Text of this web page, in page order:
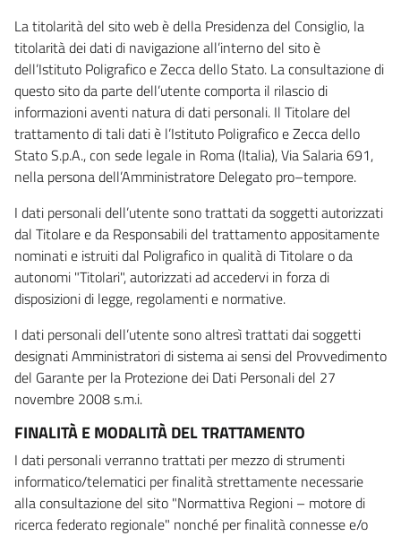
La titolarità del sito web è della Presidenza del Consiglio, la
titolarità dei dati di navigazione all’interno del sito è
dell’Istituto Poligrafico e Zecca dello Stato. La consultazione di
questo sito da parte dell’utente comporta il rilascio di
informazioni aventi natura di dati personali. Il Titolare del
trattamento di tali dati è l’Istituto Poligrafico e Zecca dello
Stato S.p.A., con sede legale in Roma (Italia), Via Salaria 691,
nella persona dell’Amministratore Delegato pro–tempore.
I dati personali dell’utente sono trattati da soggetti autorizzati
dal Titolare e da Responsabili del trattamento appositamente
nominati e istruiti dal Poligrafico in qualità di Titolare o da
autonomi "Titolari", autorizzati ad accedervi in forza di
disposizioni di legge, regolamenti e normative.
I dati personali dell’utente sono altresì trattati dai soggetti
designati Amministratori di sistema ai sensi del Provvedimento
del Garante per la Protezione dei Dati Personali del 27
novembre 2008 s.m.i.
FINALITÀ E MODALITÀ DEL TRATTAMENTO
I dati personali verranno trattati per mezzo di strumenti
informatico/telematici per finalità strettamente necessarie
alla consultazione del sito "Normattiva Regioni – motore di
ricerca federato regionale" nonché per finalità connesse e/o